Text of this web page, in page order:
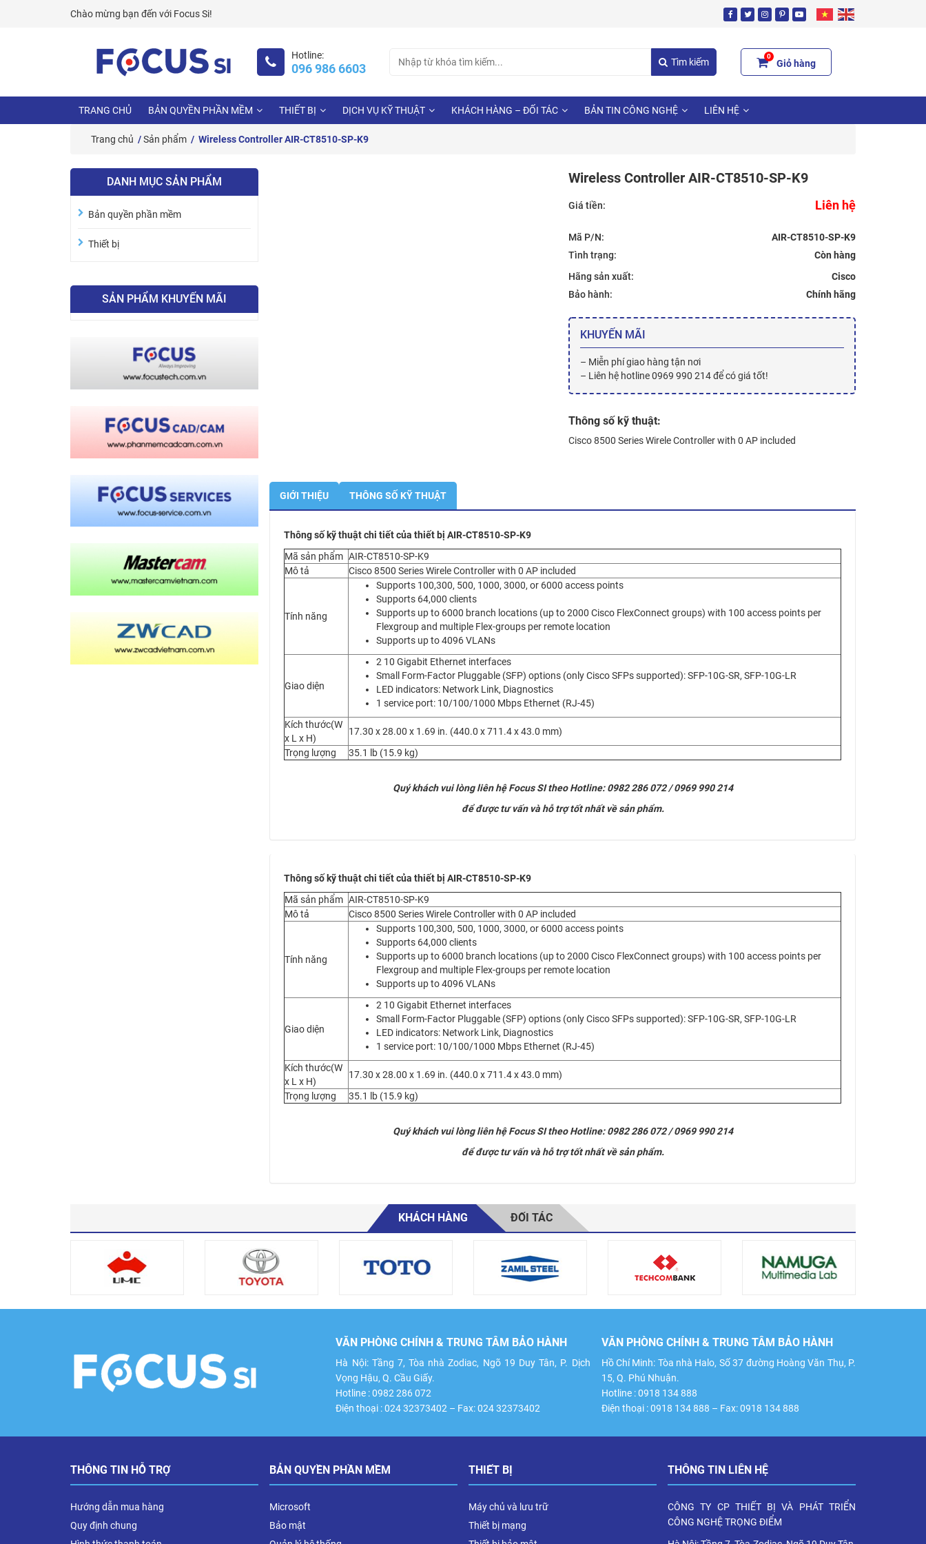
Chào mừng bạn đến với Focus Si!
Hotline:
096 986 6603
for:
Tìm kiếm
0
Giỏ hàng
TRANG CHỦ BẢN QUYỀN PHẦN MỀM THIẾT BỊ DỊCH VỤ KỸ THUẬT KHÁCH HÀNG – ĐỐI TÁC BẢN TIN CÔNG NGHỆ LIÊN HỆ
Trang chủ /Sản phẩm / Wireless Controller AIR-CT8510-SP-K9
DANH MỤC SẢN PHẨM
Bản quyền phần mềm
Thiết bị
SẢN PHẨM KHUYẾN MÃI
Wireless Controller AIR-CT8510-SP-K9
Giá tiền: Liên hệ
Mã P/N:
AIR-CT8510-SP-K9
Tình trạng:
Hãng sản xuất:
Cisco
Bảo hành:
Chính hãng
KHUYẾN MÃI
– Miễn phí giao hàng tận nơi
– Liên hệ hotline 0969 990 214 để có giá tốt!
Thông số kỹ thuật:
Cisco 8500 Series Wirele Controller with 0 AP included
GIỚI THIỆU THÔNG SỐ KỸ THUẬT
Thông số kỹ thuật chi tiết của thiết bị AIR-CT8510-SP-K9
Mã sản phẩm AIR-CT8510-SP-K9
Mô tả
Cisco 8500 Series Wirele Controller with 0 AP included
Tính năng
Supports 100,300, 500, 1000, 3000, or 6000 access points
Supports 64,000 clients
Supports up to 6000 branch locations (up to 2000 Cisco FlexConnect groups) with 100 access points per
Flexgroup and multiple Flex-groups per remote location
Supports up to 4096 VLANs
Giao diện
2 10 Gigabit Ethernet interfaces
Small Form-Factor Pluggable (SFP) options (only Cisco SFPs supported): SFP-10G-SR, SFP-10G-LR
LED indicators: Network Link, Diagnostics
1 service port: 10/100/1000 Mbps Ethernet (RJ-45)
Kích thước(W
x L x H)
17.30 x 28.00 x 1.69 in. (440.0 x 711.4 x 43.0 mm)
Trọng lượng
35.1 lb (15.9 kg)
Quý khách vui lòng liên hệ Focus SI theo Hotline: 0982 286 072 / 0969 990 214
để được tư vấn và hỗ trợ tốt nhất về sản phẩm.
Thông số kỹ thuật chi tiết của thiết bị AIR-CT8510-SP-K9
Mã sản phẩm AIR-CT8510-SP-K9
Mô tả
Cisco 8500 Series Wirele Controller with 0 AP included
Tính năng
Supports 100,300, 500, 1000, 3000, or 6000 access points
Supports 64,000 clients
Supports up to 6000 branch locations (up to 2000 Cisco FlexConnect groups) with 100 access points per
Flexgroup and multiple Flex-groups per remote location
Supports up to 4096 VLANs
Giao diện
2 10 Gigabit Ethernet interfaces
Small Form-Factor Pluggable (SFP) options (only Cisco SFPs supported): SFP-10G-SR, SFP-10G-LR
LED indicators: Network Link, Diagnostics
1 service port: 10/100/1000 Mbps Ethernet (RJ-45)
Kích thước(W
x L x H)
17.30 x 28.00 x 1.69 in. (440.0 x 711.4 x 43.0 mm)
Trọng lượng
35.1 lb (15.9 kg)
Quý khách vui lòng liên hệ Focus SI theo Hotline: 0982 286 072 / 0969 990 214
để được tư vấn và hỗ trợ tốt nhất về sản phẩm.
KHÁCH HÀNG ĐỐI TÁC
VĂN PHÒNG CHÍNH & TRUNG TÂM BẢO HÀNH
Hà Nội: Tầng 7, Tòa nhà Zodiac, Ngõ 19 Duy Tân, P. Dịch
Vọng Hậu, Q. Cầu Giấy.
Hotline : 0982 286 072
Điện thoại : 024 32373402 – Fax: 024 32373402
VĂN PHÒNG CHÍNH & TRUNG TÂM BẢO HÀNH
Hồ Chí Minh: Tòa nhà Halo, Số 37 đường Hoàng Văn Thụ, P.
15, Q. Phú Nhuận.
Hotline : 0918 134 888
Điện thoại : 0918 134 888 – Fax: 0918 134 888
THÔNG TIN HỖ TRỢ
Hướng dẫn mua hàng
Quy định chung
BẢN QUYỀN PHẦN MỀM
Microsoft
Bảo mật
THIẾT BỊ
Máy chủ và lưu trữ
Thiết bị mạng
THÔNG TIN LIÊN HỆ
CÔNG TY CP THIẾT BỊ VÀ PHÁT TRIỂN
CÔNG NGHỆ TRỌNG ĐIỂM